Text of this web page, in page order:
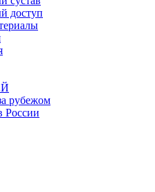
доступ
рубежом
России